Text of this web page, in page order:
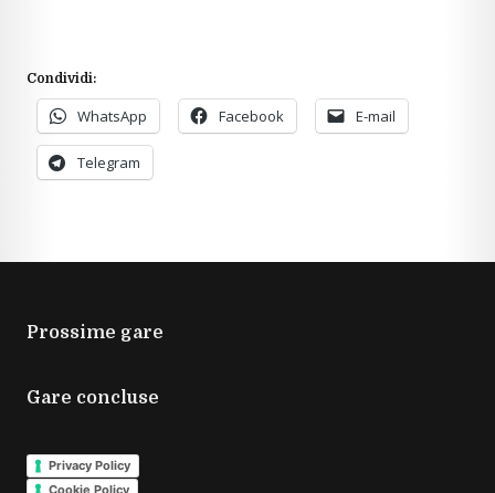
Condividi:
WhatsApp Facebook E-mail
Telegram
Prossime gare
Gare concluse
Privacy Policy
Cookie Policy